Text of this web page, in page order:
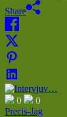
Share
0
0
Precis-Jag